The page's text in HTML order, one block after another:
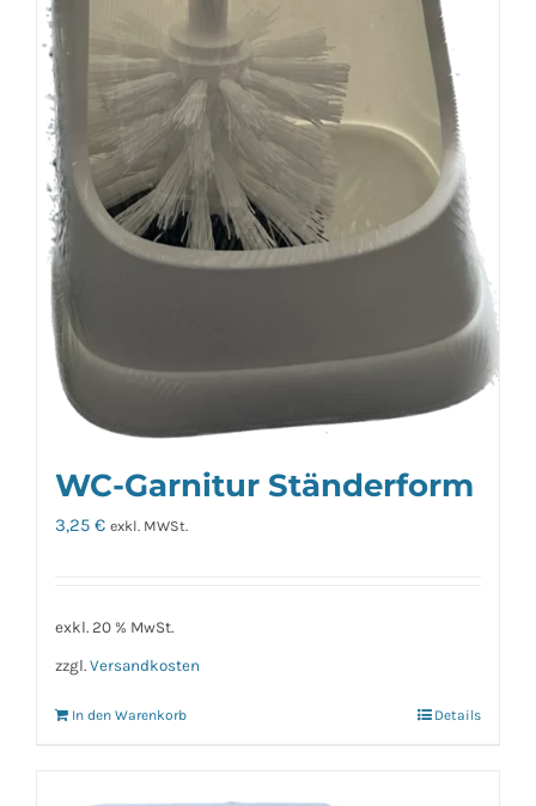
WC-Garnitur Ständerform
3,25 € exkl. MWSt.
exkl. 20 % MwSt.
zzgl. Versandkosten
In den Warenkorb Details